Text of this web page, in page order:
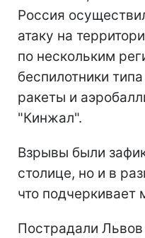
Россия
атаку на
по нескольким
беспилотники
ракеты и
"Кинжал".
Взрывы были
столице, но и в
что подчеркивает
Пострадали